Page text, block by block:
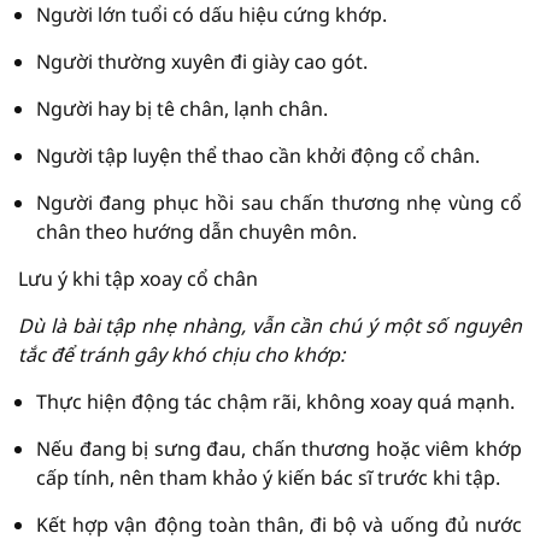
Người lớn tuổi có dấu hiệu cứng khớp.
Người thường xuyên đi giày cao gót.
Người hay bị tê chân, lạnh chân.
Người tập luyện thể thao cần khởi động cổ chân.
Người đang phục hồi sau chấn thương nhẹ vùng cổ
chân theo hướng dẫn chuyên môn.
Lưu ý khi tập xoay cổ chân
Dù là bài tập nhẹ nhàng, vẫn cần chú ý một số nguyên
tắc để tránh gây khó chịu cho khớp:
Thực hiện động tác chậm rãi, không xoay quá mạnh.
Nếu đang bị sưng đau, chấn thương hoặc viêm khớp
cấp tính, nên tham khảo ý kiến bác sĩ trước khi tập.
Kết hợp vận động toàn thân, đi bộ và uống đủ nước